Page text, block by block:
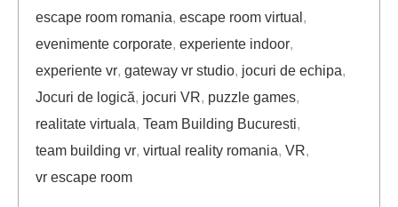
escape room romania, escape room virtual ,
evenimente corporate, experiente indoor,
experiente vr, gateway vr studio, jocuri de echipa,
Jocuri de logică, jocuri VR, puzzle games,
realitate virtuala, Team Building Bucuresti,
team building vr, virtual reality romania, VR,
vr escape room